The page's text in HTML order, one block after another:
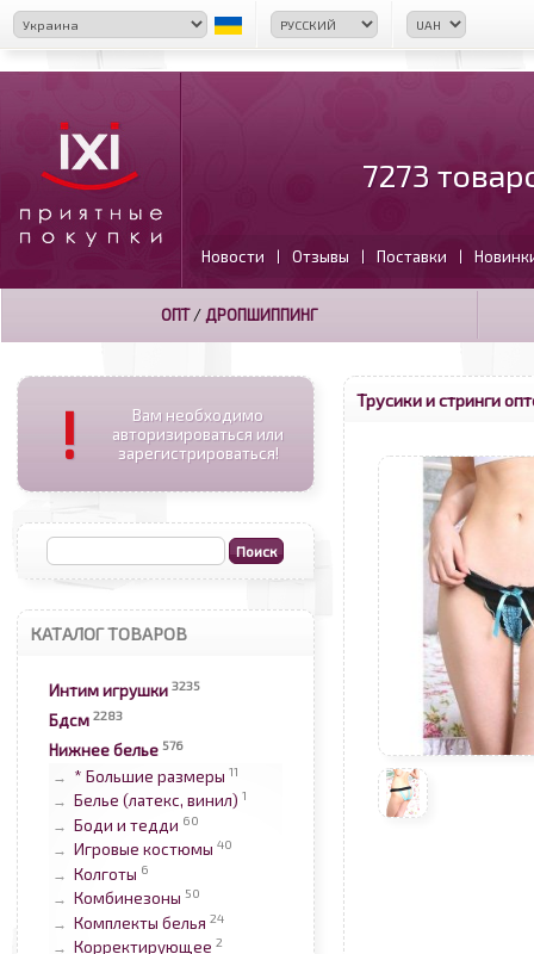
7273
Новости | Отзывы | Поставки |
ОПТ/ ДРОПШИППИНГ
!
Вам необходимо
авторизироваться или
зарегистрироваться!
КАТАЛОГ ТОВАРОВ
Интим игрушки 3235
Бдсм 2283
Нижнее белье 576
→ * Большие размеры 11
→ Белье (латекс, винил) 1
→ Боди и тедди 60
→ Игровые костюмы 40
→ Колготы 6
→ Комбинезоны 50
→ Комплекты белья 24
→ Корректирующее 2
Трусики и стринги